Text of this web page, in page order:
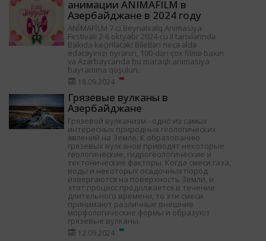
анимации ANIMAFILM в
Азербайджане в 2024 году
ANİMAFİLM 7-ci Beynəlxalq Animasiya
Festivalı 2-6 oktyabr 2024-cü il tarixlərində
Bakıda keçiriləcək! Biletləri necə əldə
edəcəyinizi öyrənin, 100-dən çox filmə baxın
və Azərbaycanda bu maraqlı animasiya
bayramına qoşulun.
18.09.2024
Грязевые вулканы в
Азербайджане
Грязевой вулканизм - одно из самых
интересных природных геологических
явлений на Земле. К образованию
грязевых вулканов приводят некоторые
геологические, гидрогеологические и
тектонические факторы. Когда смеси газа,
воды и некоторых осадочных пород
извергаются на поверхность Земли, и
этот процесс продолжается в течение
длительного времени, то эти смеси
принимают различные внешние
морфологические формы и образуют
грязевые вулканы.
12.09.2024